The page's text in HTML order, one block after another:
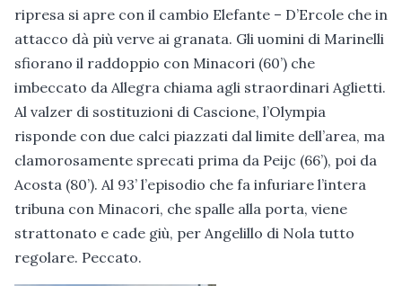
ripresa si apre con il cambio Elefante – D’Ercole che in
attacco dà più verve ai granata. Gli uomini di Marinelli
sfiorano il raddoppio con Minacori (60’) che
imbeccato da Allegra chiama agli straordinari Aglietti.
Al valzer di sostituzioni di Cascione, l’Olympia
risponde con due calci piazzati dal limite dell’area, ma
clamorosamente sprecati prima da Peijc (66’), poi da
Acosta (80’). Al 93’ l’episodio che fa infuriare l’intera
tribuna con Minacori, che spalle alla porta, viene
strattonato e cade giù, per Angelillo di Nola tutto
regolare. Peccato.